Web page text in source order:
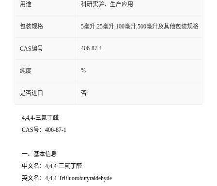
用途 科研实验、生产应用
包装规格 5毫升,25毫升,100毫升,500毫升及其他包装规格
CAS编号 406-87-1
纯度 %
是否进口 否
4,4,4-三氟丁醛
CAS号：406-87-1
一、基本信息
中文名：4,4,4-三氟丁醛
英文名：4,4,4-Trifluorobutyraldehyde